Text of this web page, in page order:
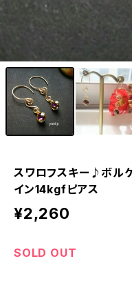
スワロフスキー♪ボル
イン14kgfピアス
¥2,260
SOLD OUT